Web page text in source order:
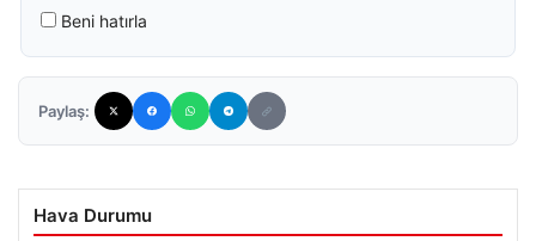
Beni hatırla
Paylaş:
Hava Durumu